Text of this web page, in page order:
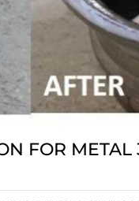
FOR METAL